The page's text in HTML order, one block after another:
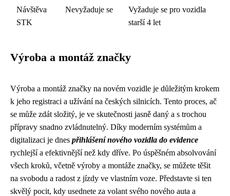
Návštěva
STK
Nevyžaduje se
Vyžaduje se pro vozidla
starší 4 let
Výroba a montáž značky
Výroba a montáž značky na novém vozidle je důležitým krokem
k jeho registraci a užívání na českých silnicích. Tento proces, ač
se může zdát složitý, je ve skutečnosti jasně daný a s trochou
přípravy snadno zvládnutelný. Díky moderním systémům a
digitalizaci je dnes přihlášení nového vozidla do evidence
rychlejší a efektivnější než kdy dříve. Po úspěšném absolvování
všech kroků, včetně výroby a montáže značky, se můžete těšit
na svobodu a radost z jízdy ve vlastním voze. Představte si ten
skvělý pocit, kdy usednete za volant svého nového auta a